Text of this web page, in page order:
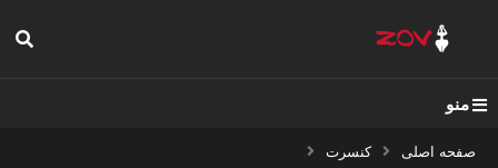
منو
صفحه اصلی
کنسرت